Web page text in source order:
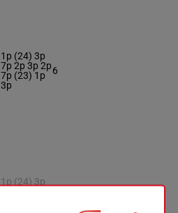
1p (24) 3p
7p 2p 3p 2p
7p (23) 1p
3p
6
1p (24) 3p